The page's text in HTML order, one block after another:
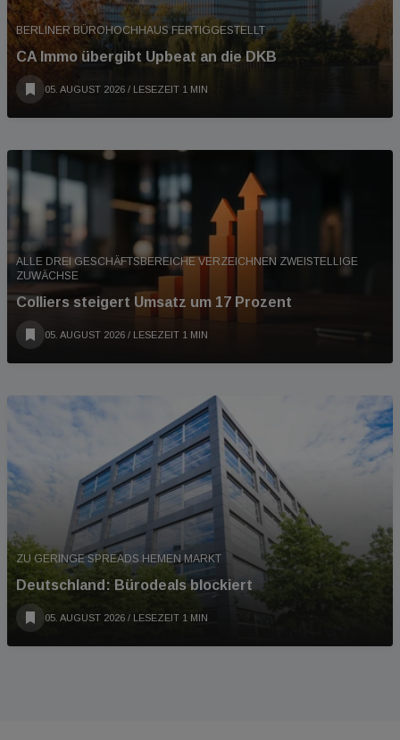
BERLINER BÜROHOCHHAUS FERTIGGESTELLT
CA Immo übergibt Upbeat an die DKB
05. AUGUST 2026 / LESEZEIT 1 MIN
ALLE DREI GESCHÄFTSBEREICHE VERZEICHNEN ZWEISTELLIGE
ZUWÄCHSE
Colliers steigert Umsatz um 17 Prozent
05. AUGUST 2026 / LESEZEIT 1 MIN
ZU GERINGE SPREADS HEMEN MARKT
Deutschland: Bürodeals blockiert
05. AUGUST 2026 / LESEZEIT 1 MIN